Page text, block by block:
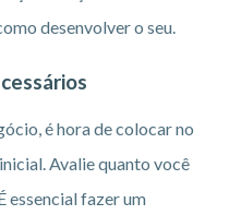
desenvolver o seu.
é hora de colocar no
Avalie quanto você
essencial fazer um